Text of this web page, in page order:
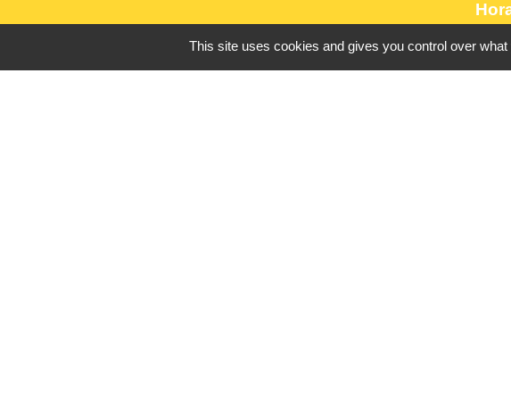
le
This site uses cookies and gives you control over